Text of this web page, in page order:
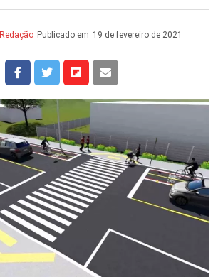
Redação Publicado em 19 de fevereiro de 2021